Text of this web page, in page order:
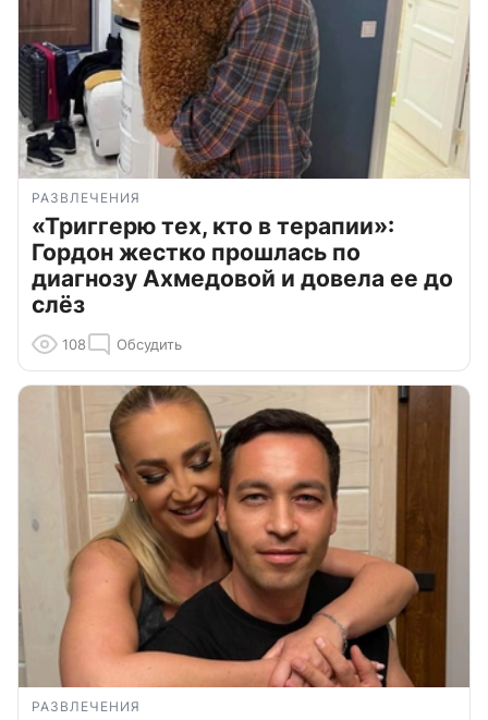
РАЗВЛЕЧЕНИЯ
«Триггерю тех, кто в терапии»:
Гордон жестко прошлась по
диагнозу Ахмедовой и довела ее до
слёз
108 Обсудить
РАЗВЛЕЧЕНИЯ